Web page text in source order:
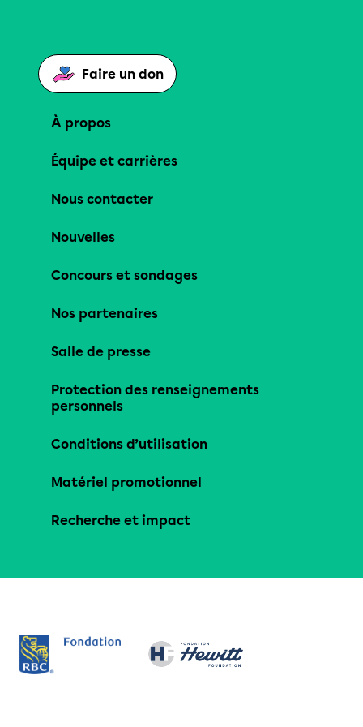
Faire un don
À propos
Équipe et carrières
Nous contacter
Nouvelles
Concours et sondages
Nos partenaires
Salle de presse
Protection des renseignements
personnels
Conditions d’utilisation
Matériel promotionnel
Recherche et impact